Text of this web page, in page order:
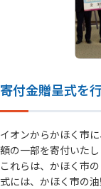
寄付金贈呈式を
イオンからかほく市
額の一部を寄付いたし
これらは、かほく市
式には、かほく市の